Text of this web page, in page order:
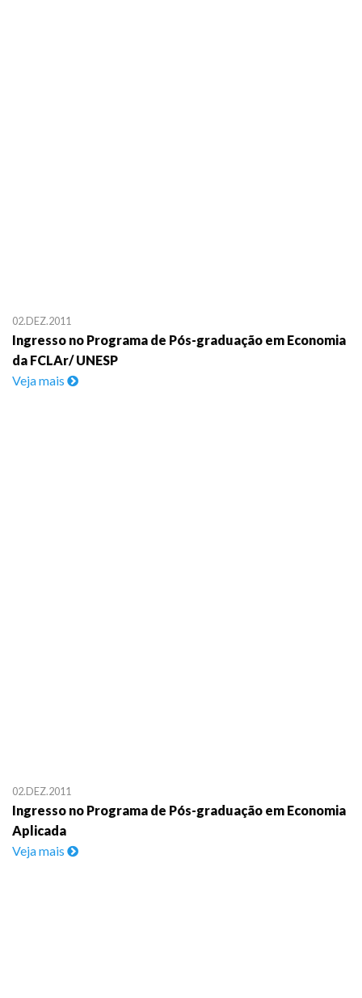
02.DEZ.2011
Ingresso no Programa de Pós-graduação em Economia
da FCLAr/ UNESP
Veja mais
02.DEZ.2011
Ingresso no Programa de Pós-graduação em Economia
Aplicada
Veja mais